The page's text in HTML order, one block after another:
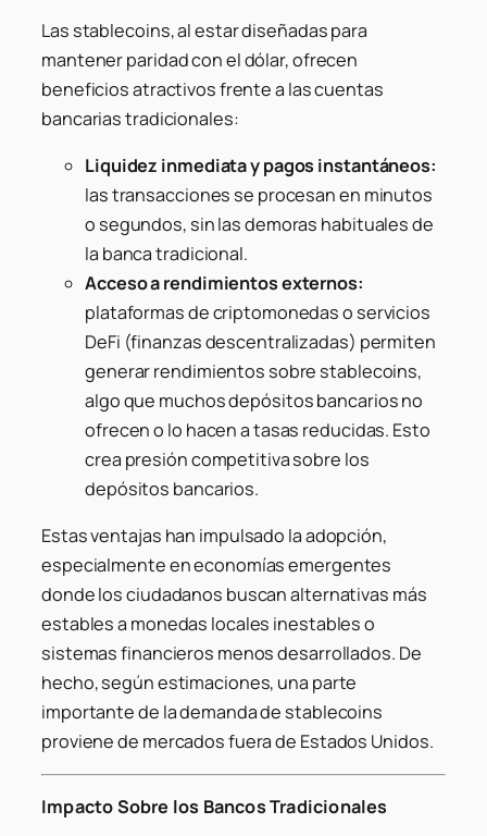
Las stablecoins, al estar diseñadas para
mantener paridad con el dólar, ofrecen
beneficios atractivos frente a las cuentas
bancarias tradicionales:
Liquidez inmediata y pagos instantáneos:
las transacciones se procesan en minutos
o segundos, sin las demoras habituales de
la banca tradicional.
Acceso a rendimientos externos:
plataformas de criptomonedas o servicios
DeFi (finanzas descentralizadas) permiten
generar rendimientos sobre stablecoins,
algo que muchos depósitos bancarios no
ofrecen o lo hacen a tasas reducidas. Esto
crea presión competitiva sobre los
depósitos bancarios.
Estas ventajas han impulsado la adopción,
especialmente en economías emergentes
donde los ciudadanos buscan alternativas más
estables a monedas locales inestables o
sistemas financieros menos desarrollados. De
hecho, según estimaciones, una parte
importante de la demanda de stablecoins
proviene de mercados fuera de Estados Unidos.
Impacto Sobre los Bancos Tradicionales